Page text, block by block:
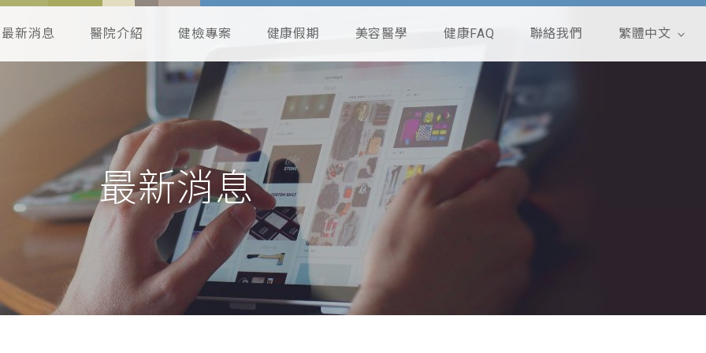
最新消息 醫院介紹 健檢專案 健康假期 美容醫學 健康FAQ 聯絡我們 繁體中文
最新消息